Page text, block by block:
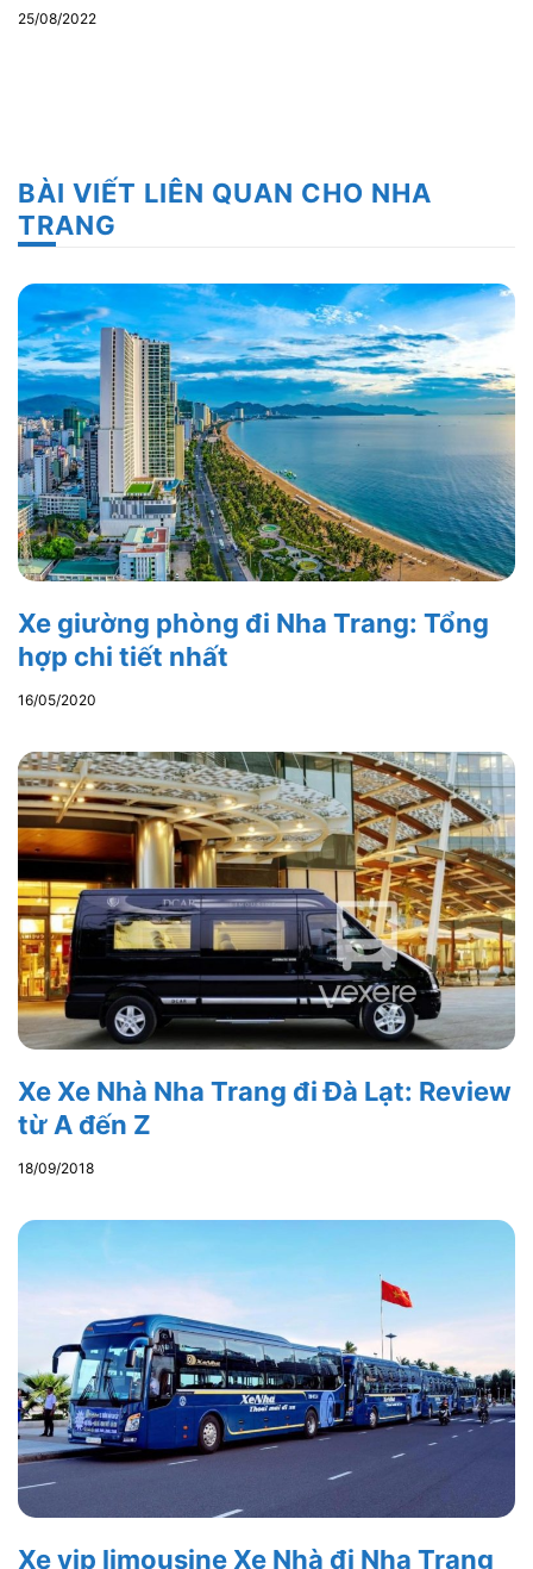
25/08/2022
BÀI VIẾT LIÊN QUAN CHO NHA
TRANG
Xe giường phòng đi Nha Trang: Tổng
hợp chi tiết nhất
16/05/2020
Xe Xe Nhà Nha Trang đi Đà Lạt: Review
từ A đến Z
18/09/2018
Xe vip limousine Xe Nhà đi Nha Trang